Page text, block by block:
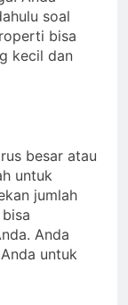
soal
bisa
kecil dan
besar atau
untuk
jumlah
Anda
untuk